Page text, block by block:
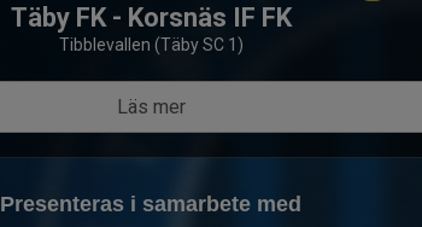
Täby FK - Korsnäs IF FK
Tibblevallen (Täby SC 1)
Läs mer
Presenteras i samarbete med